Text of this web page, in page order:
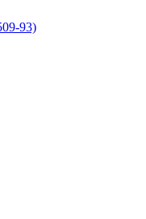
93)